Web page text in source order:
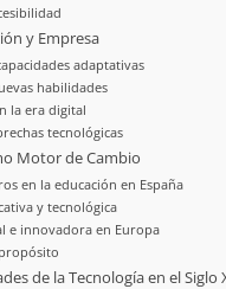
y Empresa
adaptativas
habilidades
la era digital
tecnológicas
Motor de Cambio
en la educación en España
y tecnológica
e innovadora en Europa
de la Tecnología en el Siglo